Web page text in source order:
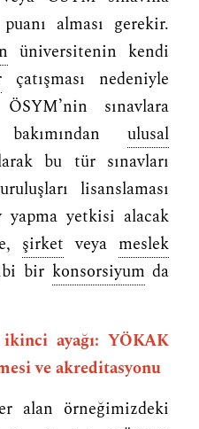
alması gerekir.
üniversitenin kendi
çatışması nedeniyle
sınavlara
ulusal
bu tür sınavları
lisanslaması
yapma yetkisi alacak
şirket veya meslek
bir konsorsiyum da
ayağı: YÖKAK
ve akreditasyonu
alan örneğimizdeki